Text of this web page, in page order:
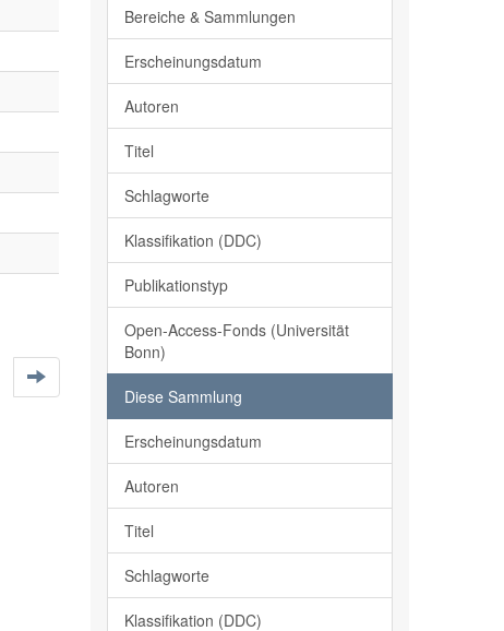
Bereiche & Sammlungen
Erscheinungsdatum
Autoren
Titel
Schlagworte
Klassifikation (DDC)
Publikationstyp
Open-Access-Fonds (Universität
Bonn)
Diese Sammlung
Erscheinungsdatum
Autoren
Titel
Schlagworte
Klassifikation (DDC)